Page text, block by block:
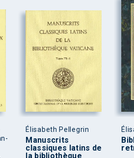
Élisabeth Pellegrin
Manuscrits
classiques latins de
la bibliothèque